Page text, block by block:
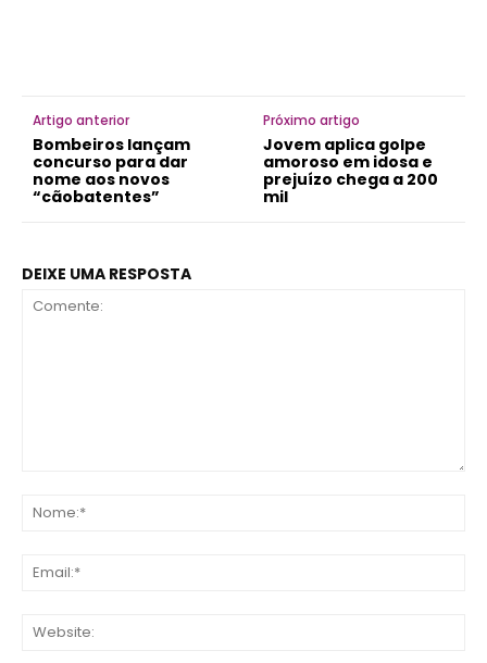
Artigo anterior
Bombeiros lançam
concurso para dar
nome aos novos
“cãobatentes”
Próximo artigo
Jovem aplica golpe
amoroso em idosa e
prejuízo chega a 200
mil
DEIXE UMA RESPOSTA